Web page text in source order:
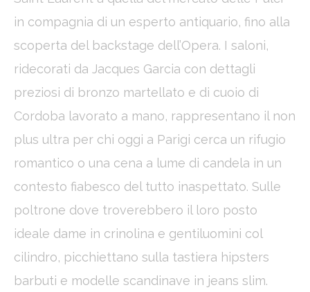
Confirm Selection
Less details
in compagnia di un esperto antiquario, fino alla
scoperta del backstage dell’Opera. I saloni,
ridecorati da Jacques Garcia con dettagli
preziosi di bronzo martellato e di cuoio di
Cordoba lavorato a mano, rappresentano il non
plus ultra per chi oggi a Parigi cerca un rifugio
romantico o una cena a lume di candela in un
contesto fiabesco del tutto inaspettato. Sulle
poltrone dove troverebbero il loro posto
ideale dame in crinolina e gentiluomini col
cilindro, picchiettano sulla tastiera hipsters
barbuti e modelle scandinave in jeans slim.